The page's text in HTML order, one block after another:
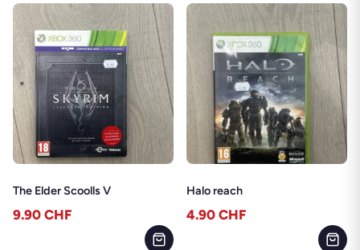
The Elder Scoolls V
9.90 CHF
Halo reach
4.90 CHF